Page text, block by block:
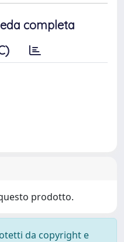
completa
prodotto.
da copyright e